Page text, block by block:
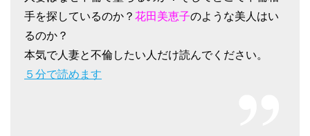
手を探しているのか？ 花田美恵子のような美人はい
るのか？
本気で人妻と不倫したい人だけ読んでください。
５分で読めます